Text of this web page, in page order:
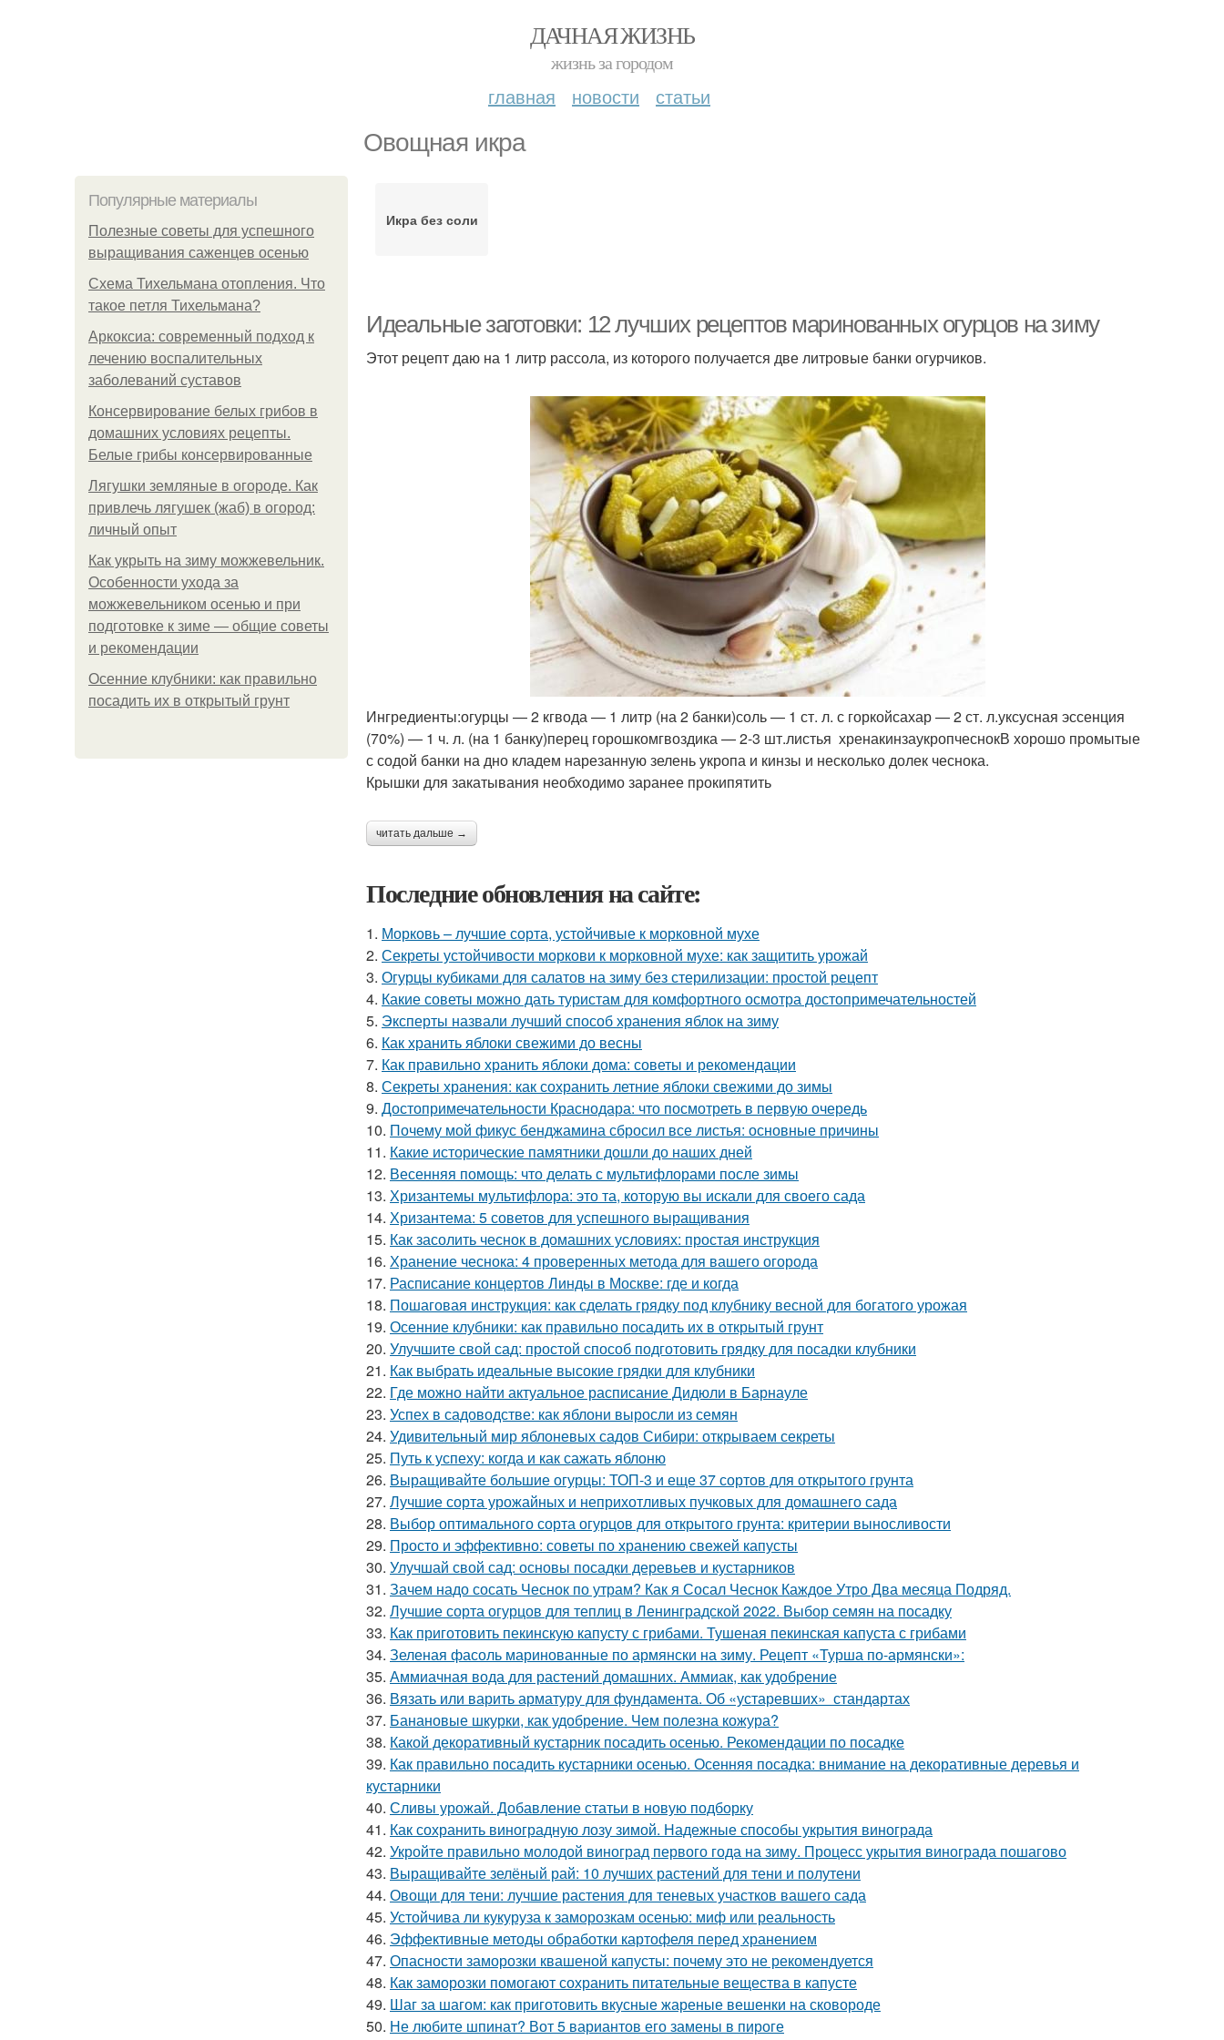
ДАЧНАЯ ЖИЗНЬ
жизнь за городом
главная новости статьи
Овощная икра
Популярные материалы
Полезные советы для успешного
выращивания саженцев осенью
Схема Тихельмана отопления. Что
такое петля Тихельмана?
Аркоксиа: современный подход к
лечению воспалительных
заболеваний суставов
Консервирование белых грибов в
домашних условиях рецепты.
Белые грибы консервированные
Лягушки земляные в огороде. Как
привлечь лягушек (жаб) в огород:
личный опыт
Как укрыть на зиму можжевельник.
Особенности ухода за
можжевельником осенью и при
подготовке к зиме — общие советы
и рекомендации
Осенние клубники: как правильно
посадить их в открытый грунт
Икра без соли
Идеальные заготовки: 12 лучших рецептов маринованных огурцов на зиму
Этот рецепт даю на 1 литр рассола, из которого получается две литровые банки огурчиков.
Ингредиенты:огурцы — 2 кгвода — 1 литр (на 2 банки)соль — 1 ст. л. с горкойсахар — 2 ст. л.уксусная эссенция
(70%) — 1 ч. л. (на 1 банку)перец горошкомгвоздика — 2-3 шт.листья хренакинзаукропчеснокВ хорошо промытые
с содой банки на дно кладем нарезанную зелень укропа и кинзы и несколько долек чеснока.
Крышки для закатывания необходимо заранее прокипятить
читать дальше →
Последние обновления на сайте:
1. Морковь – лучшие сорта, устойчивые к морковной мухе
2. Секреты устойчивости моркови к морковной мухе: как защитить урожай
3. Огурцы кубиками для салатов на зиму без стерилизации: простой рецепт
4. Какие советы можно дать туристам для комфортного осмотра достопримечательностей
5. Эксперты назвали лучший способ хранения яблок на зиму
6. Как хранить яблоки свежими до весны
7. Как правильно хранить яблоки дома: советы и рекомендации
8. Секреты хранения: как сохранить летние яблоки свежими до зимы
9. Достопримечательности Краснодара: что посмотреть в первую очередь
10. Почему мой фикус бенджамина сбросил все листья: основные причины
11. Какие исторические памятники дошли до наших дней
12. Весенняя помощь: что делать с мультифлорами после зимы
13. Хризантемы мультифлора: это та, которую вы искали для своего сада
14. Хризантема: 5 советов для успешного выращивания
15. Как засолить чеснок в домашних условиях: простая инструкция
16. Хранение чеснока: 4 проверенных метода для вашего огорода
17. Расписание концертов Линды в Москве: где и когда
18. Пошаговая инструкция: как сделать грядку под клубнику весной для богатого урожая
19. Осенние клубники: как правильно посадить их в открытый грунт
20. Улучшите свой сад: простой способ подготовить грядку для посадки клубники
21. Как выбрать идеальные высокие грядки для клубники
22. Где можно найти актуальное расписание Дидюли в Барнауле
23. Успех в садоводстве: как яблони выросли из семян
24. Удивительный мир яблоневых садов Сибири: открываем секреты
25. Путь к успеху: когда и как сажать яблоню
26. Выращивайте большие огурцы: ТОП-3 и еще 37 сортов для открытого грунта
27. Лучшие сорта урожайных и неприхотливых пучковых для домашнего сада
28. Выбор оптимального сорта огурцов для открытого грунта: критерии выносливости
29. Просто и эффективно: советы по хранению свежей капусты
30. Улучшай свой сад: основы посадки деревьев и кустарников
31. Зачем надо сосать Чеснок по утрам? Как я Сосал Чеснок Каждое Утро Два месяца Подряд.
32. Лучшие сорта огурцов для теплиц в Ленинградской 2022. Выбор семян на посадку
33. Как приготовить пекинскую капусту с грибами. Тушеная пекинская капуста с грибами
34. Зеленая фасоль маринованные по армянски на зиму. Рецепт «Турша по-армянски»:
35. Аммиачная вода для растений домашних. Аммиак, как удобрение
36. Вязать или варить арматуру для фундамента. Об «устаревших» стандартах
37. Банановые шкурки, как удобрение. Чем полезна кожура?
38. Какой декоративный кустарник посадить осенью. Рекомендации по посадке
39. Как правильно посадить кустарники осенью. Осенняя посадка: внимание на декоративные деревья и
кустарники
40. Сливы урожай. Добавление статьи в новую подборку
41. Как сохранить виноградную лозу зимой. Надежные способы укрытия винограда
42. Укройте правильно молодой виноград первого года на зиму. Процесс укрытия винограда пошагово
43. Выращивайте зелёный рай: 10 лучших растений для тени и полутени
44. Овощи для тени: лучшие растения для теневых участков вашего сада
45. Устойчива ли кукуруза к заморозкам осенью: миф или реальность
46. Эффективные методы обработки картофеля перед хранением
47. Опасности заморозки квашеной капусты: почему это не рекомендуется
48. Как заморозки помогают сохранить питательные вещества в капусте
49. Шаг за шагом: как приготовить вкусные жареные вешенки на сковороде
50. Не любите шпинат? Вот 5 вариантов его замены в пироге